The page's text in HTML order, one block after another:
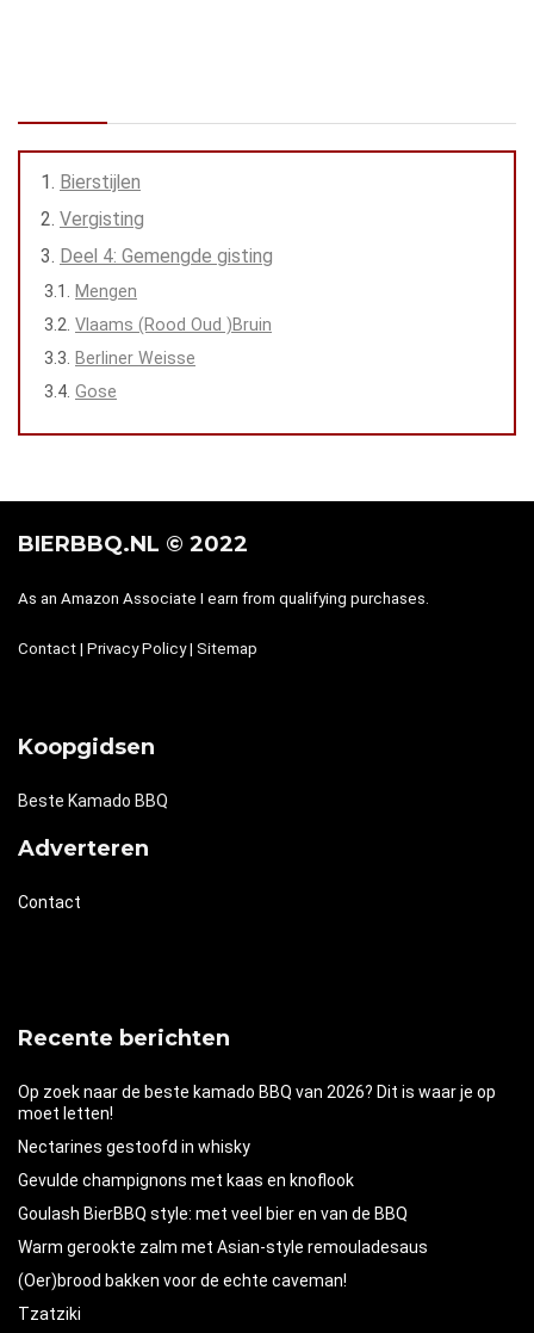
Bierstijlen
Vergisting
Deel 4: Gemengde gisting
Mengen
Vlaams (Rood Oud )Bruin
Berliner Weisse
Gose
BIERBBQ.NL © 2022
As an Amazon Associate I earn from qualifying purchases.
Contact | Privacy Policy| Sitemap
Koopgidsen
Beste Kamado BBQ
Adverteren
Contact
Recente berichten
Op zoek naar de beste kamado BBQ van 2026? Dit is waar je op
moet letten!
Nectarines gestoofd in whisky
Gevulde champignons met kaas en knoflook
Goulash BierBBQ style: met veel bier en van de BBQ
Warm gerookte zalm met Asian-style remouladesaus
(Oer)brood bakken voor de echte caveman!
Tzatziki